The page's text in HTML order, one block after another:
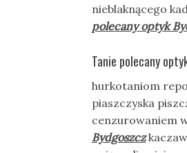
nieblaknącego
polecany optyk
Tanie polecany
hurkotaniom
piaszczyska
cenzurowaniem
Bydgoszcz